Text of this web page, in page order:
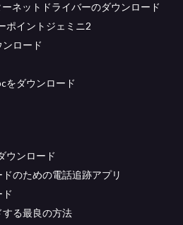
ネットドライバーのダウンロード
ポイントジェミニ2
ロード
をダウンロード
ウンロード
のための電話追跡アプリ
する最良の方法